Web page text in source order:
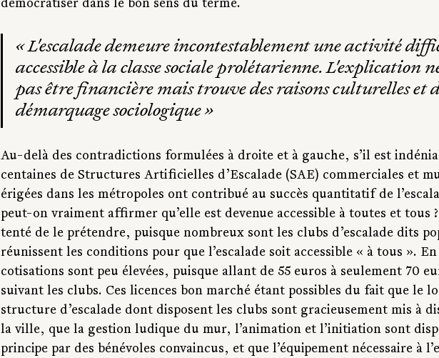
démocratiser dans le bon sens du terme.
« L'escalade demeure incontestablement une activité
accessible à la classe sociale prolétarienne. L'explication
pas être financière mais trouve des raisons culturelles et
démarquage sociologique »
Au-delà des contradictions formulées à droite et à gauche, s’il est
centaines de Structures Artificielles d’Escalade (SAE) commerciales et
érigées dans les métropoles ont contribué au succès quantitatif de
peut-on vraiment affirmer qu’elle est devenue accessible à toutes et tous
tenté de le prétendre, puisque nombreux sont les clubs d’escalade dits
réunissent les conditions pour que l’escalade soit accessible « à tous ».
cotisations sont peu élevées, puisque allant de 55 euros à seulement 70
suivant les clubs. Ces licences bon marché étant possibles du fait que le
structure d’escalade dont disposent les clubs sont gracieusement mis à
la ville, que la gestion ludique du mur, l’animation et l’initiation sont
principe par des bénévoles convaincus, et que l’équipement nécessaire à